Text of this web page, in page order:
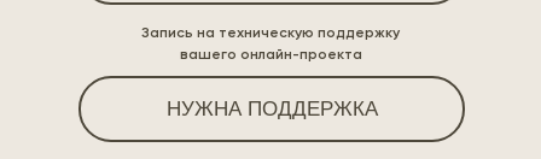
НУЖНА ПОДДЕРЖКА
Запись на техническую поддержку
вашего онлайн-проекта